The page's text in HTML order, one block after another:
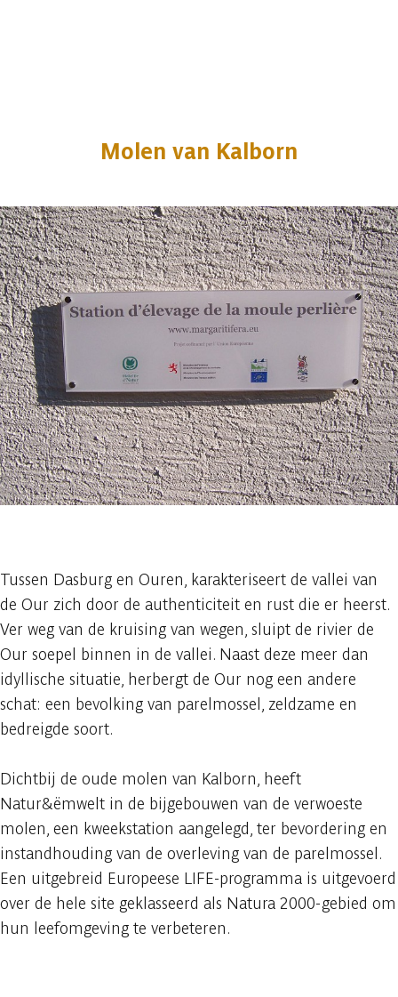
Molen van Kalborn
Tussen Dasburg en Ouren, karakteriseert de vallei van
de Our zich door de authenticiteit en rust die er heerst.
Ver weg van de kruising van wegen, sluipt de rivier de
Our soepel binnen in de vallei. Naast deze meer dan
idyllische situatie, herbergt de Our nog een andere
schat: een bevolking van parelmossel, zeldzame en
bedreigde soort.
Dichtbij de oude molen van Kalborn, heeft
Natur&ëmwelt in de bijgebouwen van de verwoeste
molen, een kweekstation aangelegd, ter bevordering en
instandhouding van de overleving van de parelmossel.
Een uitgebreid Europeese LIFE-programma is uitgevoerd
over de hele site geklasseerd als Natura 2000-gebied om
hun leefomgeving te verbeteren.